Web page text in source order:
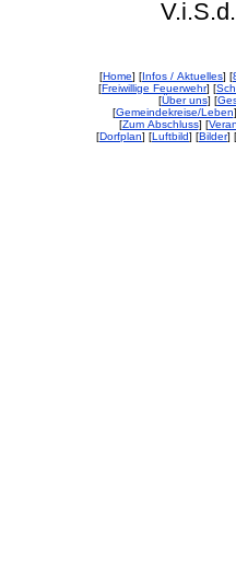
V.i.S.d.P
[Home] [Infos / Aktuelles] [
[Freiwillige Feuerwehr] [
[Über uns] [
[Gemeindekreise/Leben
[Zum Abschluss] [
[Dorfplan] [Luftbild] [Bilder] [